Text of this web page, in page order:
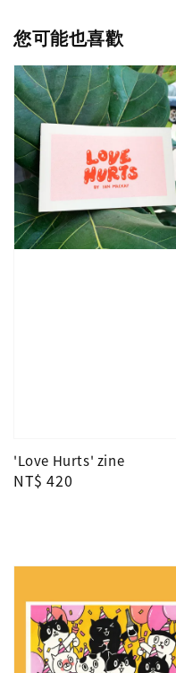
您可能也喜歡
'Love Hurts' zine
Regular
NT$ 420